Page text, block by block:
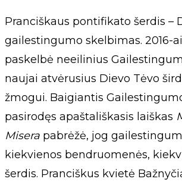
Pranciškaus pontifikato šerdis –
gailestingumo skelbimas. 2016-
paskelbė neeilinius
naujai atvėrusius Dievo Tėvo
žmogui. Baigiantis
pasirodęs apaštališkasis laiškas
Misera pabrėžė, jog
kiekvienos bendruomenės,
šerdis. Pranciškus kvietė